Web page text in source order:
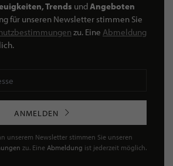
Trends undAngeboten
für unseren Newsletter stimmen Sie
zu. Eine Abmeldung
ANMELDEN
unserem Newsletter stimmen Sie unseren
zu. Eine Abmeldung ist jederzeit möglich.